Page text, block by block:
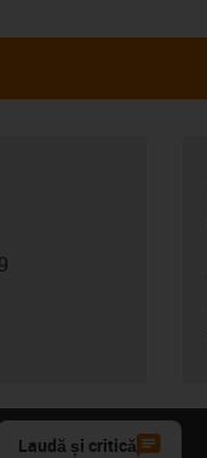
Laudă și critică